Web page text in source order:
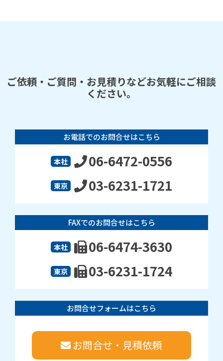
ご依頼・ご質問・お見積りなどお気軽にご相談
ください。
お電話でのお問合せはこちら
本社 06-6472-0556
東京 03-6231-1721
FAXでのお問合せはこちら
本社 06-6474-3630
東京 03-6231-1724
お問合せフォームはこちら
お問合せ・見積依頼